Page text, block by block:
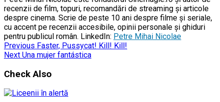
recenzii de film, topuri, recomandări de streaming și articole
despre cinema. Scrie de peste 10 ani despre filme și seriale,
cu accent pe recenzii accesibile, opinii personale și ghiduri
pentru publicul român. LinkedIn: Petre Mihai Nicolae
Previous Faster, Pussycat! Kill! Kill!
Next Una mujer fantástica
Check Also